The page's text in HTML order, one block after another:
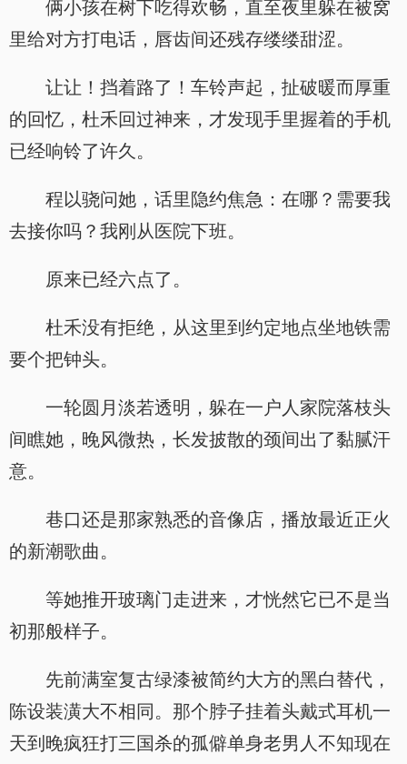
俩小孩在树下吃得欢畅，直至夜里躲在被窝
里给对方打电话，唇齿间还残存缕缕甜涩。
让让！挡着路了！车铃声起，扯破暖而厚重
的回忆，杜禾回过神来，才发现手里握着的手机
已经响铃了许久。
程以骁问她，话里隐约焦急：在哪？需要我
去接你吗？我刚从医院下班。
原来已经六点了。
杜禾没有拒绝，从这里到约定地点坐地铁需
要个把钟头。
一轮圆月淡若透明，躲在一户人家院落枝头
间瞧她，晚风微热，长发披散的颈间出了黏腻汗
意。
巷口还是那家熟悉的音像店，播放最近正火
的新潮歌曲。
等她推开玻璃门走进来，才恍然它已不是当
初那般样子。
先前满室复古绿漆被简约大方的黑白替代，
陈设装潢大不相同。那个脖子挂着头戴式耳机一
天到晚疯狂打三国杀的孤僻单身老男人不知现在